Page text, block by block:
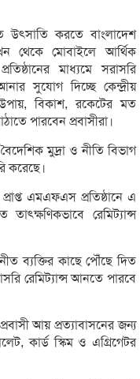
উৎসাতি করতে বাংলাদেশ
থেকে মোবাইলে আর্থিক
মাধ্যমে সরাসরি
সুযোগ দিচ্ছে কেন্দ্রীয়
বিকাশ, রকেটের মত
পারবেন প্রবাসীরা।
মুদ্রা ও নীতি বিভাগ
করেছে।
এমএফএস প্রতিষ্ঠানে এ
রেমিট্যান্স
ব্যক্তির কাছে পৌঁছে দিত
রেমিট্যান্স আনতে পারবে
আয় প্রত্যাবাসনের জন্য
কার্ড স্কিম ও এগ্রিগেটর